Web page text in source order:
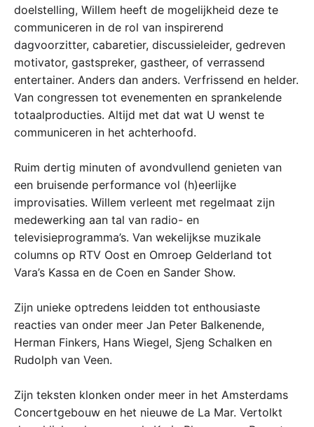
doelstelling, Willem heeft de mogelijkheid deze te
communiceren in de rol van inspirerend
dagvoorzitter, cabaretier, discussieleider, gedreven
motivator, gastspreker, gastheer, of verrassend
entertainer. Anders dan anders. Verfrissend en helder.
Van congressen tot evenementen en sprankelende
totaalproducties. Altijd met dat wat U wenst te
communiceren in het achterhoofd.
Ruim dertig minuten of avondvullend genieten van
een bruisende performance vol (h)eerlijke
improvisaties. Willem verleent met regelmaat zijn
medewerking aan tal van radio- en
televisieprogramma’s. Van wekelijkse muzikale
columns op RTV Oost en Omroep Gelderland tot
Vara’s Kassa en de Coen en Sander Show.
Zijn unieke optredens leidden tot enthousiaste
reacties van onder meer Jan Peter Balkenende,
Herman Finkers, Hans Wiegel, Sjeng Schalken en
Rudolph van Veen.
Zijn teksten klonken onder meer in het Amsterdams
Concertgebouw en het nieuwe de La Mar. Vertolkt